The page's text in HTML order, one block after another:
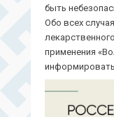
быть
Обо всех
применения